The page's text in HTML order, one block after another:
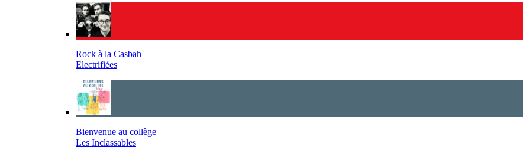
Rock à la Casbah
Electrifiées
Bienvenue au collège
Les Inclassables